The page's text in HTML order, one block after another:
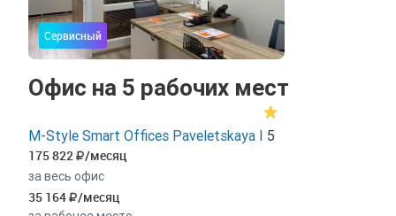
Сервисный
Офис на 5 рабочих мест
M-Style Smart Offices Paveletskaya I 5
175 822 /месяц
за весь офис
35 164 /месяц